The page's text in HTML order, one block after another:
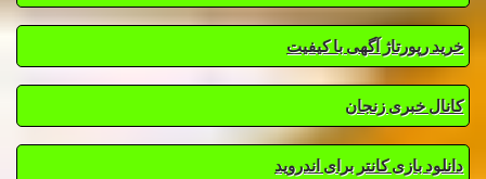
خرید رپورتاژ آگهی با کیفیت
کانال خبری زنجان
دانلود بازی کانتر برای اندروید